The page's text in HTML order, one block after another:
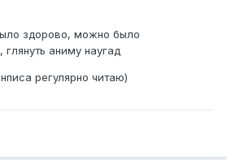
здорово, можно было
аниму наугад
регулярно читаю)